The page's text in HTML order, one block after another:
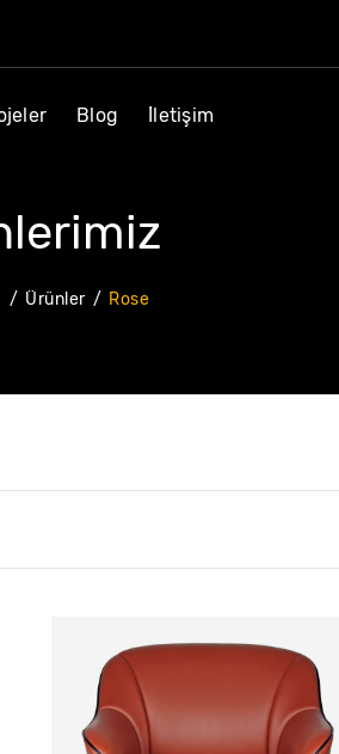
Blog İletişim
Ürünler Rose